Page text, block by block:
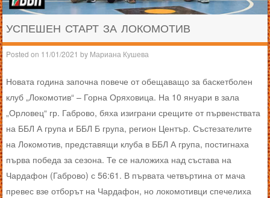
УСПЕШЕН СТАРТ ЗА ЛОКОМОТИВ
Posted on 11/01/2021 by Мариана Кушева
Новата година започна повече от обещаващо за баскетболен
клуб „Локомотив“ – Горна Оряховица. На 10 януари в зала
„Орловец“ гр. Габрово, бяха изиграни срещите от първенствата
на ББЛ А група и ББЛ Б група, регион Център. Състезателите
на Локомотив, представящи клуба в ББЛ А група, постигнаха
първа победа за сезона. Те се наложиха над състава на
Чардафон (Габрово) с 56:61. В първата четвъртина от мача
превес взе отборът на Чардафон, но локомотивци спечелиха